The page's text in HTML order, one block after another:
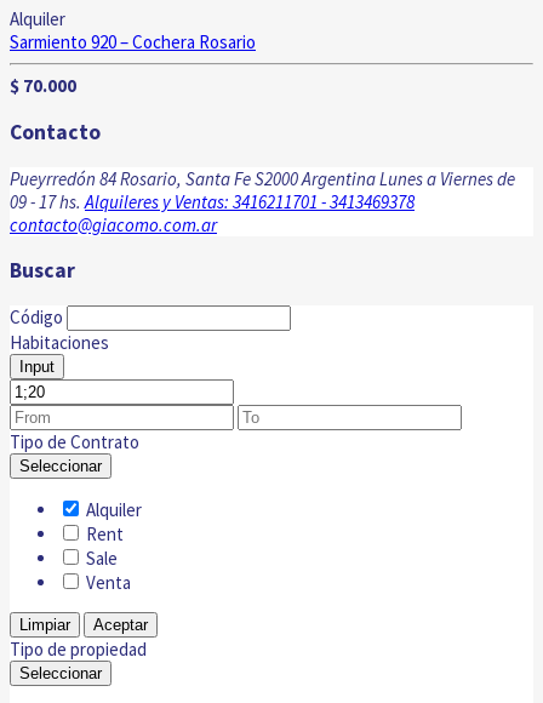
Alquiler
Sarmiento 920 – Cochera Rosario
$ 70.000
Contacto
Pueyrredón 84 Rosario, Santa Fe S2000 ArgentinaLunes a Viernes de
09 - 17 hs. Alquileres y Ventas: 3416211701 - 3413469378
contacto@giacomo.com.ar
Buscar
Código
Habitaciones
Input
Tipo de Contrato
Seleccionar
Alquiler
Rent
Sale
Venta
Limpiar Aceptar
Tipo de propiedad
Seleccionar